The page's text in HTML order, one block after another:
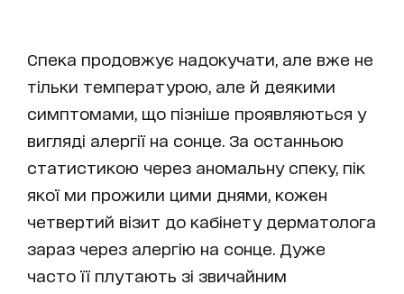
Спека продовжує надокучати, але вже не
тільки температурою, але й деякими
симптомами, що пізніше проявляються у
вигляді алергії на сонце. За останньою
статистикою через аномальну спеку, пік
якої ми прожили цими днями, кожен
четвертий візит до кабінету дерматолога
зараз через алергію на сонце. Дуже
часто її плутають зі звичайним